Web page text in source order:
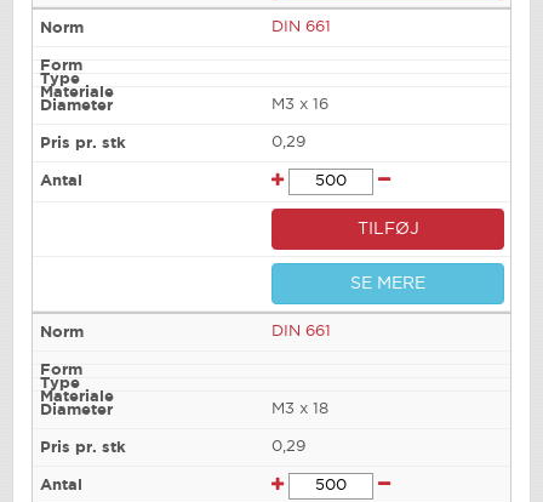
DIN 661
M3 x 16
0,29
TILFØJ
SE MERE
DIN 661
M3 x 18
0,29